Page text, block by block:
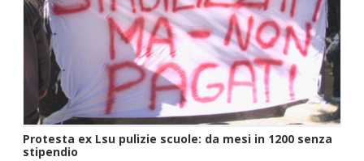
Protesta ex Lsu pulizie scuole: da mesi in 1200 senza
stipendio